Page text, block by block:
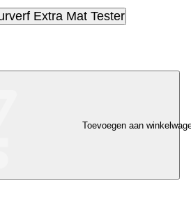
Extra Mat Tester
Toevoegen aan